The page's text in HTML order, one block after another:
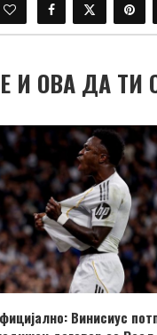
И ОВА ДА ТИ
Винисиус